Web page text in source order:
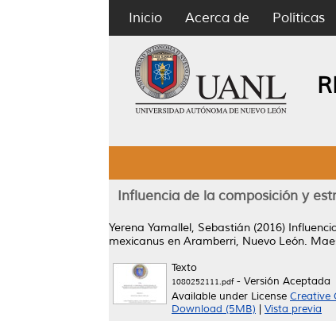
Inicio Acerca de Políticas
Influencia de la composición y
Yerena Yamallel, Sebastián (2016)
mexicanus en Aramberri, Nuevo León.
Texto
1080252111.pdf- Versión Aceptada
Available under License Creative
Download (5MB)
Vista previa